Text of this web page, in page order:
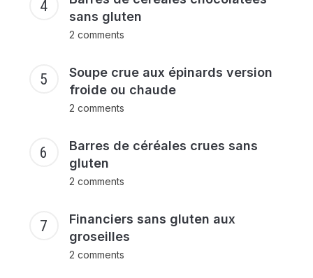
sans gluten
2 comments
Soupe crue aux épinards version
froide ou chaude
2 comments
Barres de céréales crues sans
gluten
2 comments
Financiers sans gluten aux
groseilles
2 comments